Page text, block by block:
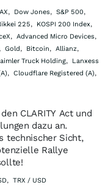
, Dow Jones, S&P 500,
225, KOSPI 200 Index,
, Advanced Micro Devices,
, Gold, Bitcoin, Allianz,
Truck Holding,
Lanxess
, Cloudflare Registered (A),
CLARITY Act und
dazu an.
technischer Sicht,
Rallye
, TRX / USD